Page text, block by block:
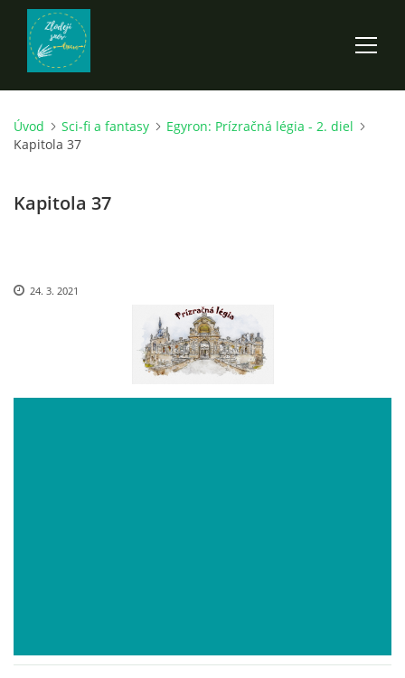
ÚVOD
EGYRON: SIEDMY DEŇ - 3. DIEL
TARA
Úvod Sci-fi a fantasy
Egyron: Prízračná légia - 2. diel
Kapitola 37
Kapitola 37
24. 3. 2021